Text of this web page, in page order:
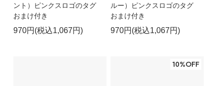
ント）ピンクスロゴのタグ
おまけ付き
970円(税込1,067円)
ルー）ピンクスロゴのタグ
おまけ付き
970円(税込1,067円)
10%OFF